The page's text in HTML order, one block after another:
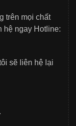
trên mọi chất
hệ ngay Hotline:
sẽ liên hệ lại